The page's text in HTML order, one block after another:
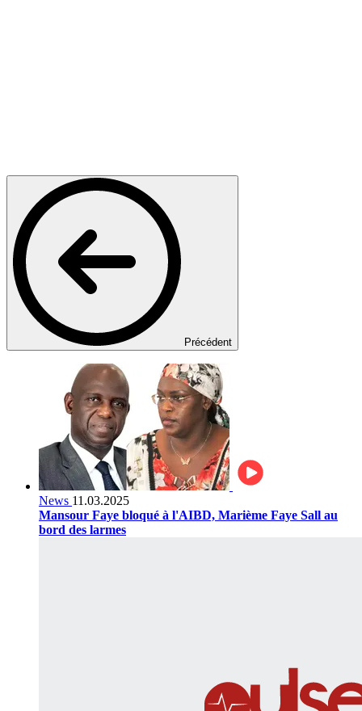
Précédent
News 11.03.2025
Mansour Faye bloqué à l'AIBD, Marième Faye Sall au
bord des larmes